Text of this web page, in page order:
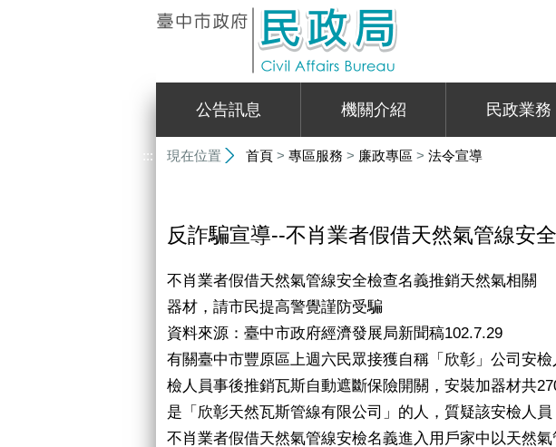
公告訊息 機關介紹 民政業務
::: 現在位置 首頁 > 專區服務 > 廉政專區 > 法令宣導
反詐騙宣導--不肖業者假借天然氣管線安
不肖業者假借天然氣管線安全檢查名義推銷天然氣相關
器材，請市民提高警覺謹防受騙
資料來源：臺中市政府經濟發展局新聞稿102.7.29
有關臺中市豐原區上週六民眾接獲自稱「欣彰」公司安
檢人員事後推銷瓦斯自動遮斷保險開關，安裝加器材共
是「欣彰天然瓦斯管線有限公司」的人，質疑該安檢人
不肖業者假借天然氣管線安檢名義進入用戶家中以天然